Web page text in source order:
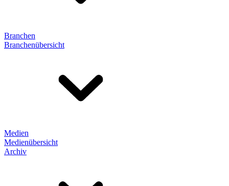
Branchen
Branchenübersicht
Medien
Medienübersicht
Archiv